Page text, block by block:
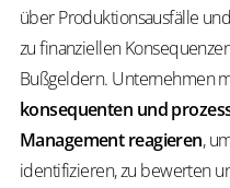
über Produktionsausfälle
zu finanziellen
Bußgeldern. Unternehmen
konsequenten und
Management reagieren,
identifizieren, zu bewerten